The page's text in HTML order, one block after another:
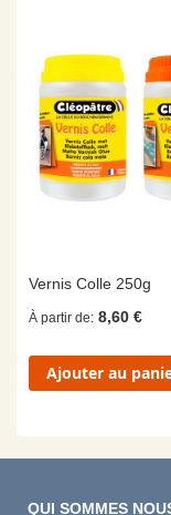
Vernis Colle 250g
À partir de 8,60 €
Ajouter au
QUI SOMMES